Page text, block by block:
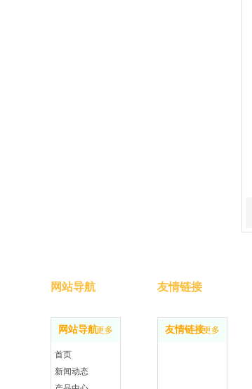
网站导航更多
首页
新闻动态
友情链接更多
网站导航 友情链接